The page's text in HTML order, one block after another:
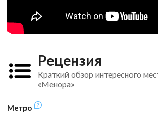
Рецензия
Краткий обзор интересного
«Менора»
Метро